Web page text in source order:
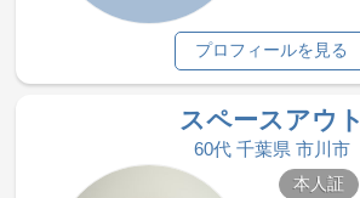
プロフィールを見る
スペースアウト
60代 千葉県 市川市
本人証